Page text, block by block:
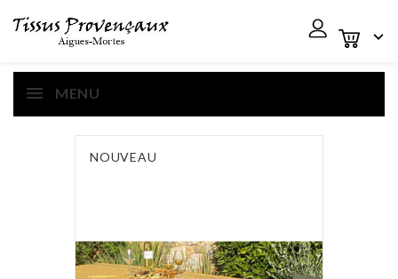

MENU
NOUVEAU